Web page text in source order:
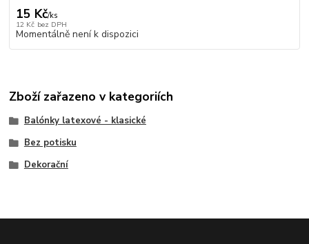
15 Kč/ks
12 Kč bez DPH
Momentálně není k dispozici
Zboží zařazeno v kategoriích
Balónky latexové - klasické
Bez potisku
Dekorační